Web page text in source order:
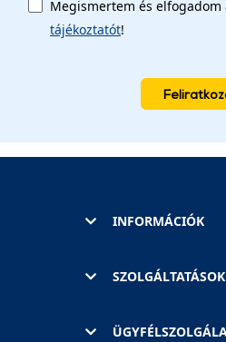
Megismertem és elfogadom
tájékoztatót!
INFORMÁCIÓK
SZOLGÁLTATÁSOK